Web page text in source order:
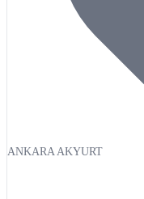
ANKARA AKYURT